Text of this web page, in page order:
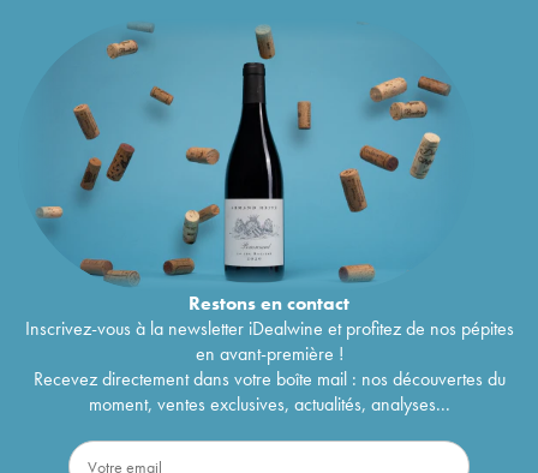
Beaune 1er Cru Les Grèves Croix (Domaine
2020
Aloxe-Corton Les Boutières Croix (Domaine des)
2020
51€
Corton Grand Cru La Vigne au Saint Croix
(Domaine des)
2020
105
Beaune 1er Cru Croix (Domaine des)
2020
Beaune 1er Cru Le bas des Teurons Domaine
Beaune 1er Cru Les Cents vignes Croix
(Domaine des)
Beaune 1er Cru Pertuisots Croix (Domaine des)
2019
Beaune 1er Cru Les Bressandes Croix (Domaine
des) 2019
Beaune Croix (Domaine des)2019 47€
Corton Grand Cru Les Grèves Croix (Domaine
des)2019
126€
Restons encontact
Inscrivez-vous à la newsletter iDealwine et profitez de nos pépites
en avant-première !
Recevez directement dans votre boîte mail : nos découvertes du
moment, ventes exclusives, actualités, analyses...